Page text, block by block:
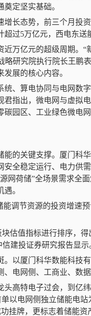
定坚实基础。
增长态势，前三个月投
超过5万亿元，西电东送
万亿元的超级周期。 “
略研究院执行院长王
展的核心内容。
统、算电协同与电网数
君指出，微电网与虚拟
园区、工业绿色微电
能的关键支撑。厦门科
安全稳定运行、电力供
网荷储”全场景需求全
。
能调节资源的投资增速
块估值指标进行排序，
信建投证券研究报告显示
。以厦门科华数能科技
电网侧、工商业、数
头高特电子过会，到亿
以电网侧独立储能电
挂牌，更标志着储能